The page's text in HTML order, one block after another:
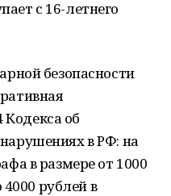
с 16-летнего
безопасности
Кодекса об
в РФ: на
в размере от 1000
рублей в